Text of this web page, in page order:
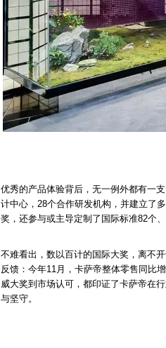
优秀的产品体验背后，无一例外都有一
计中心，28个合作研发机构，并建立了
奖，还参与或主导定制了国际标准82个
不难看出，数以百计的国际大奖，离不
反馈：今年11月，卡萨帝整体零售同比
威大奖到市场认可，都印证了卡萨帝在
与坚守。